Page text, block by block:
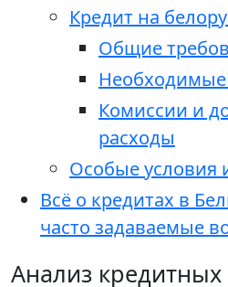
Кредит на
Общие
Комиссии и
расходы
Особые условия
Всё о кредитах в
часто задаваемые
Анализ